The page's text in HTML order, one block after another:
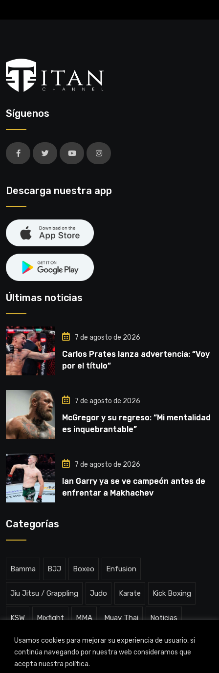
Usamos cookies para mejorar su experiencia de usuario, si
continúa navegando por nuestra web consideramos que
acepta nuestra política.
Síguenos
Descarga nuestra app
Últimas noticias
7 de agosto de 2026
Carlos Prates lanza advertencia: “Voy
por el título”
7 de agosto de 2026
McGregor y su regreso: “Mi mentalidad
es inquebrantable”
7 de agosto de 2026
Ian Garry ya se ve campeón antes de
enfrentar a Makhachev
Categorías
Bamma BJJ Boxeo Enfusion
Jiu Jitsu / Grappling Judo Karate Kick Boxing
KSW Mixfight MMA Muay Thai Noticias
One ChampionShip Slam Arena Uncategorized